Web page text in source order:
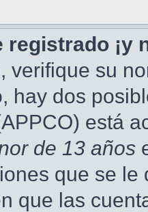
registrado ¡y
verifique su
hay dos
está
de 13 años
que se le
que las